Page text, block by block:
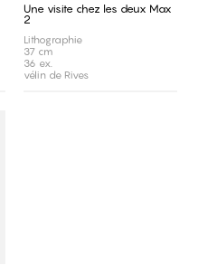
Une visite chez les deux Max
2
Lithographie
37 cm
36 ex.
vélin de Rives